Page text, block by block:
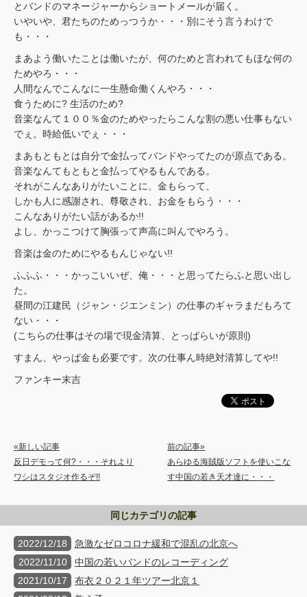
とバンドのマネージャーからショートメールが届く。
いやいや、君たちのためっつうか・・・別にそう言うわけで
も・・・
まあよう働いたことは働いたが、何のためと言われてもほな何の
ためやろ・・・
人間なんでこんなに一生懸命働くんやろ・・・
食うために? 生活のため?
音楽なんて１００％金のためやったらこんな割の悪い仕事もない
でぇ。時給低いでぇ・・・
まあもともとは自分で金払ってバンドやってたのが原点である。
音楽なんてもともと金払ってやるもんである。
それがこんなありがたいことに、金もらって、
しかも人に感謝され、尊敬され、お金をもらう・・・
こんなありがたい話があるか!!
よし、かっこつけて胸張って声高に叫んでやろう。
音楽は金のためにやるもんじゃない!!
ふふふ・・・かっこいいぜ、俺・・・と思ってたらふと思い出し
た。
昼間の江建民（ジャン・ジエンミン）の仕事のギャラまだもろて
ない・・・
(こちらの仕事はその場で現金清算、とっぱらいが原則)
すまん、やっぱ金も必要です。次の仕事ん時絶対清算してや!!
ファンキー末吉
«新しい記事
反日デモって何?・・・それより
ワシはスタジオ作るぞ!!
前の記事»
あらゆる海賊版ソフトを使いこな
す中国の若き天才達に・・・
同じカテゴリの記事
2022/12/18
急激なゼロコロナ緩和で混乱の北京へ
2022/11/10
中国の若いバンドのレコーディング
2021/10/17
布衣２０２１年ツアー北京１